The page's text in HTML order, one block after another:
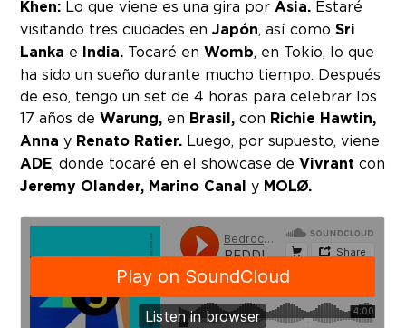
Khen: Lo que viene es una gira por Asia. Estaré
visitando tres ciudades en Japón, así comoSri
Lanka e India. Tocaré enWomb, en Tokio, lo que
ha sido un sueño durante mucho tiempo. Después
de eso, tengo un set de 4 horas para celebrar los
17 años deWarung, en Brasil,con Richie Hawtin,
Anna y Renato Ratier. Luego, por supuesto, viene
ADE, donde tocaré en el showcase deVivrant con
Jeremy Olander, Marino Canaly MOLØ.